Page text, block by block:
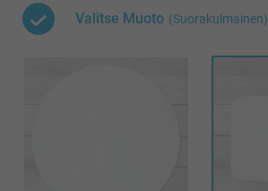
Valitse Muoto (Suorakulmainen)